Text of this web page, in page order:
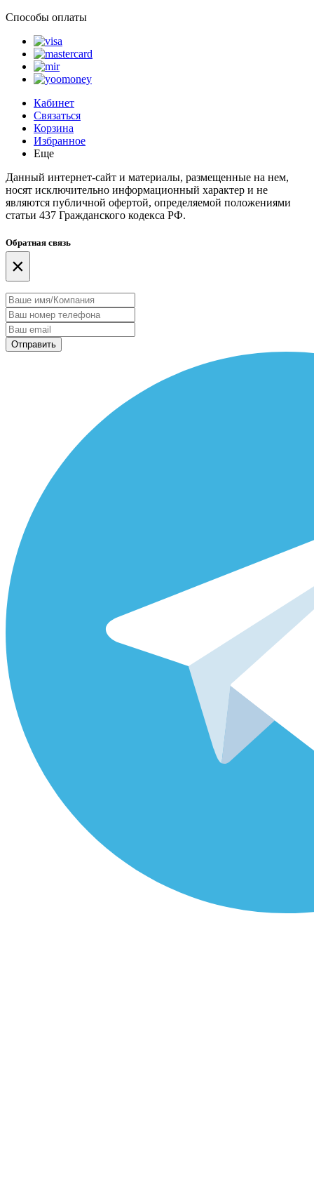
Способы оплаты
Кабинет
Связаться
Корзина
Избранное
Еще
Данный интернет-сайт и материалы, размещенные на нем,
носят исключительно информационный характер и не
являются публичной офертой, определяемой положениями
статьи 437 Гражданского кодекса РФ.
Обратная связь
×
Отправить